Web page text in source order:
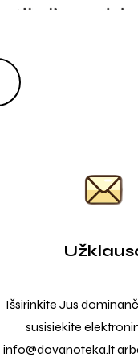
Išsirinkite Jus
susisiekite
info@dovanoteka.lt